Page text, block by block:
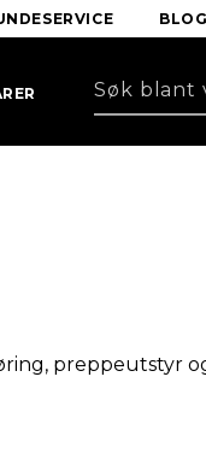
preppeutstyr